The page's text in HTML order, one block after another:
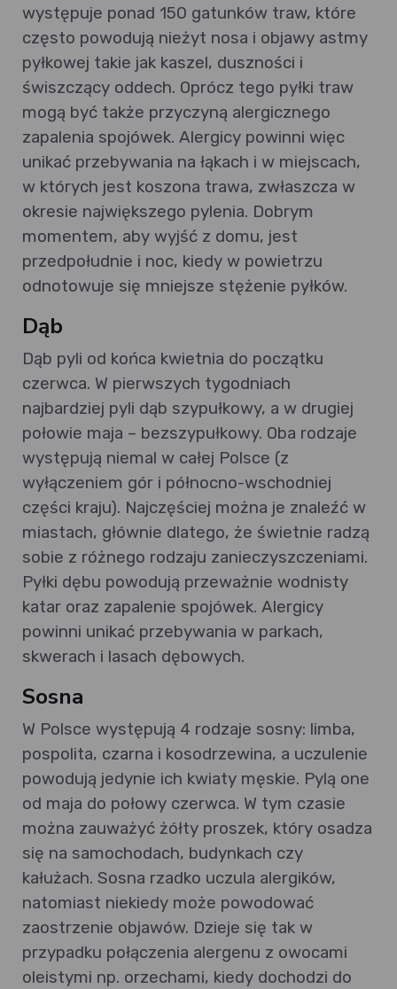
występuje ponad 150 gatunków traw, które
często powodują nieżyt nosa i objawy astmy
pyłkowej takie jak kaszel, duszności i
świszczący oddech. Oprócz tego pyłki traw
mogą być także przyczyną alergicznego
zapalenia spojówek. Alergicy powinni więc
unikać przebywania na łąkach i w miejscach,
w których jest koszona trawa, zwłaszcza w
okresie największego pylenia. Dobrym
momentem, aby wyjść z domu, jest
przedpołudnie i noc, kiedy w powietrzu
odnotowuje się mniejsze stężenie pyłków.
Dąb
Dąb pyli od końca kwietnia do początku
czerwca. W pierwszych tygodniach
najbardziej pyli dąb szypułkowy, a w drugiej
połowie maja – bezszypułkowy. Oba rodzaje
występują niemal w całej Polsce (z
wyłączeniem gór i północno-wschodniej
części kraju). Najczęściej można je znaleźć w
miastach, głównie dlatego, że świetnie radzą
sobie z różnego rodzaju zanieczyszczeniami.
Pyłki dębu powodują przeważnie wodnisty
katar oraz zapalenie spojówek. Alergicy
powinni unikać przebywania w parkach,
skwerach i lasach dębowych.
Sosna
W Polsce występują 4 rodzaje sosny: limba,
pospolita, czarna i kosodrzewina, a uczulenie
powodują jedynie ich kwiaty męskie. Pylą one
od maja do połowy czerwca. W tym czasie
można zauważyć żółty proszek, który osadza
się na samochodach, budynkach czy
kałużach. Sosna rzadko uczula alergików,
natomiast niekiedy może powodować
zaostrzenie objawów. Dzieje się tak w
przypadku połączenia alergenu z owocami
oleistymi np. orzechami, kiedy dochodzi do